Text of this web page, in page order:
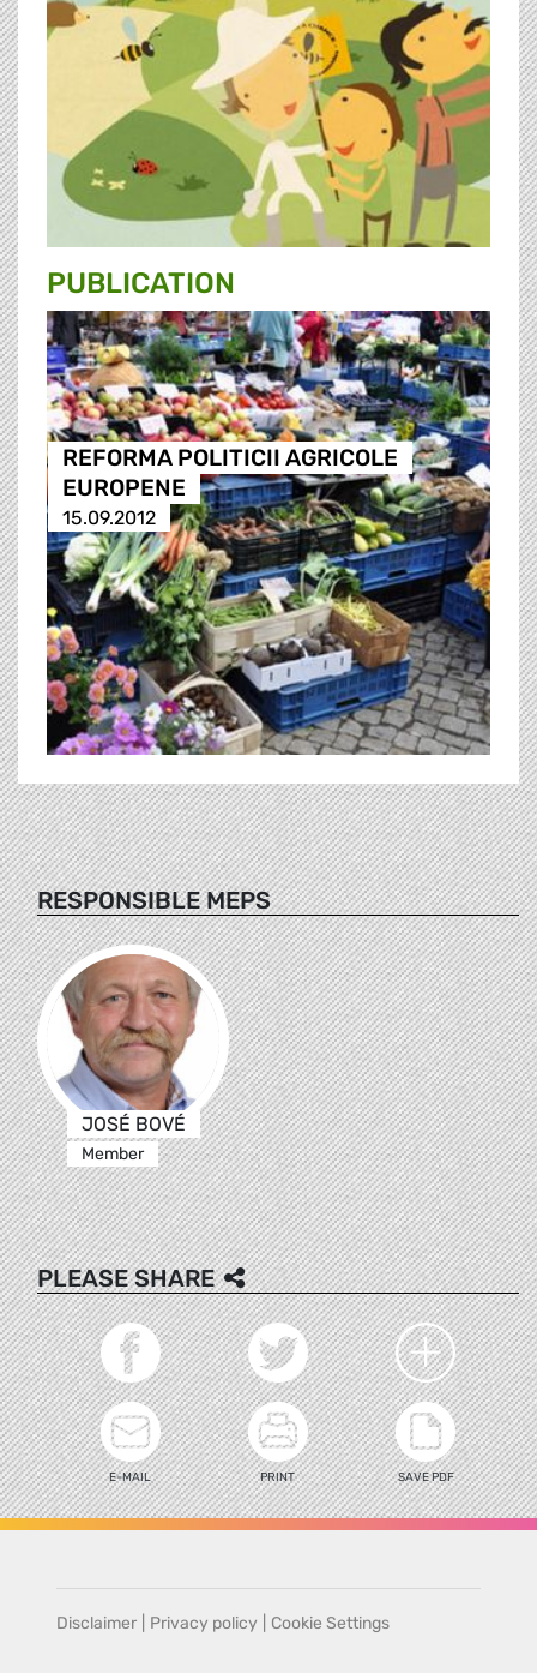
PUBLICATION
REFORMA POLITICII AGRICOLE
EUROPENE
15.09.2012
RESPONSIBLE MEPS
JOSÉ BOVÉ
Member
PLEASE SHARE
E-MAIL PRINT SAVE PDF
Disclaimer Privacy policy Cookie Settings